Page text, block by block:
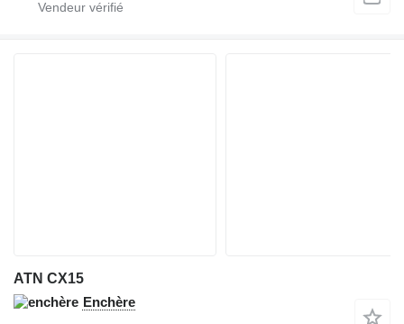
ATN CX15
Enchère